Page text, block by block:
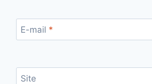
E-mail *
Site